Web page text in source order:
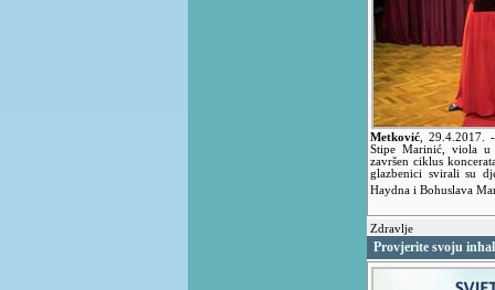
Metković 29.4.2017.
Stipe Marinić, viola
završen ciklus
glazbenici svirali su
Haydna i Bohuslava
Zdravlje
Provjerite svoju